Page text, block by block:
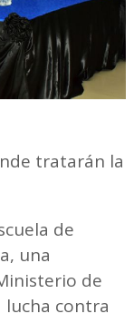
tratarán la
de
una
de
lucha contra